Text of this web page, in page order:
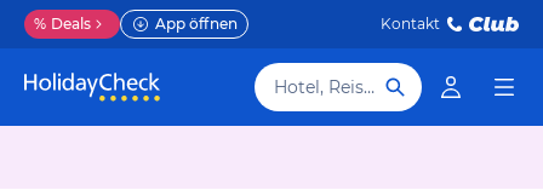
% Deals App öffnen Kontakt
Hotel, Reiseziel